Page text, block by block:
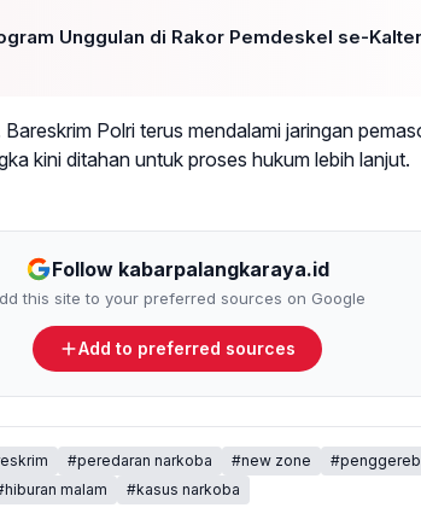
Unggulan di Rakor Pemdeskel se-
Polri terus mendalami jaringan
kini ditahan untuk proses hukum lebih lanjut.
Follow kabarpalangkaraya.id
this site to your preferred sources on Google
Add to preferred sources
#peredaran narkoba #new zone
malam #kasus narkoba